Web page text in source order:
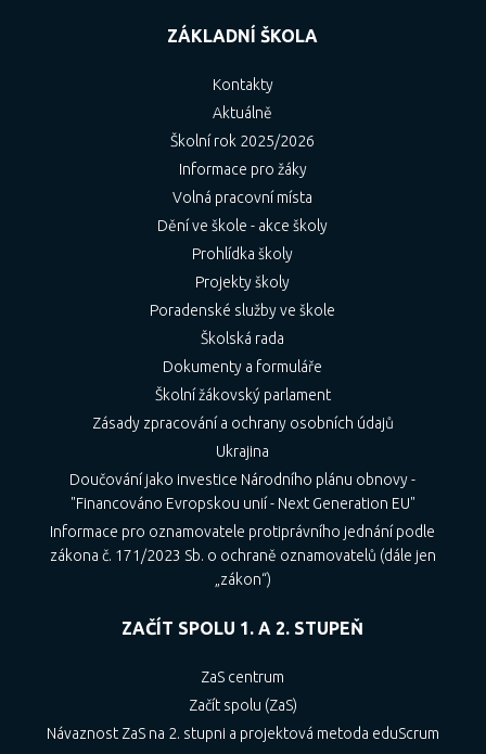
3. Sourozenec
4. Den věku dítěte v roce
Vysvětlivky k pořadí přijímání dětí do MŠ ve
městě Třebíč
Dětem s místem trvalého pobytu
v příslušném spádovém obvodu MŠ, které k
31.08.2023 (včetně) dosáhnou
nejméně třetího roku věku, budou body
přiděleny tak, aby tyto spádové děti měly
při přijímání vždy absolutní přednost před
všemi ostatními dětmi. Následně budou
tak, aby spádové děti od 5 let věku (s
vždy přednost před spádovými čtyřletými a
tříletými. Uchazeči se stejným počtem bodů
budou seřazeni dle věku sestupně. U dětí,
ZÁKLADNÍ ŠKOLA
Kontakty
Aktuálně
Školní rok 2025/2026
Informace pro žáky
Volná pracovní místa
Dění ve škole - akce školy
Prohlídka školy
Projekty školy
Poradenské služby ve škole
Školská rada
Dokumenty a formuláře
Školní žákovský parlament
Zásady zpracování a ochrany osobních údajů
Ukrajina
Doučování jako investice Národního plánu obnovy -
"Financováno Evropskou unií - Next Generation EU"
Informace pro oznamovatele protiprávního jednání podle
zákona č. 171/2023 Sb. o ochraně oznamovatelů (dále jen
„zákon“)
ZAČÍT SPOLU 1. A 2. STUPEŇ
ZaS centrum
Začít spolu (ZaS)
Návaznost ZaS na 2. stupni a projektová metoda eduScrum